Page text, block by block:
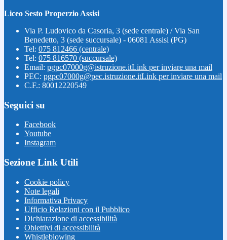
Liceo Sesto Properzio Assisi
Via P. Ludovico da Casoria, 3 (sede centrale) / Via San
Benedetto, 3 (sede succursale) - 06081 Assisi (PG)
Tel: 075 812466 (centrale)
Tel: 075 816570 (succursale)
Email: pgpc07000g@istruzione.itLink per inviare una mail
PEC: pgpc07000g@pec.istruzione.itLink per inviare una mail
C.F.: 80012220549
Seguici su
Facebook
Youtube
Instagram
Sezione Link Utili
Cookie policy
Note legali
Informativa Privacy
Ufficio Relazioni con il Pubblico
Dichiarazione di accessibilità
Obiettivi di accessibilità
Whistleblowing